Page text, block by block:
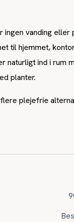
vanding eller
til hjemmet,
naturligt ind i rum
planter.
plejefrie